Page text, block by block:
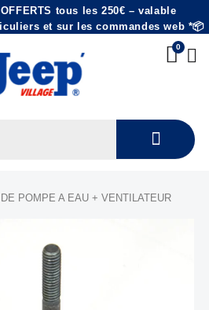
tous les 250€ – valable
et sur les commandes web *📦
POMPE A EAU + VENTILATEUR